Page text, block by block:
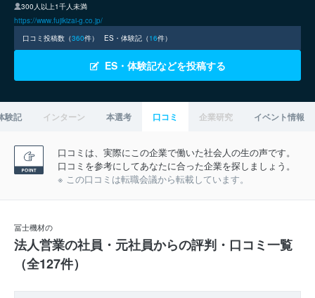
300人以上1千人未満
https://www.fujikizai-g.co.jp/
口コミ投稿数（360件） ES・体験記（16件）
ES・体験記などを投稿する
験記 インターン 本選考 口コミ 企業研究 イベント情報
口コミは、実際にこの企業で働いた社会人の生の声です。
口コミを参考にしてあなたに合った企業を探しましょう。
※ この口コミは転職会議から転載しています。
冨士機材の
法人営業の社員・元社員からの評判・口コミ一覧
（全127件）